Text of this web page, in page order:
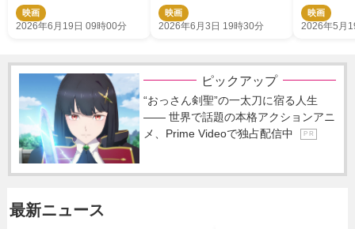
た場面カット解禁
映画
2026年6月19日 09時00分
ない」
映画
2026年6月3日 19時30分
主題歌を
ルPVが解
映画
2026年5月
ピックアップ
“おっさん剣聖”の一太刀に宿る人生
―― 世界で話題の本格アクションアニ
メ、Prime Videoで独占配信中
P R
最新ニュース